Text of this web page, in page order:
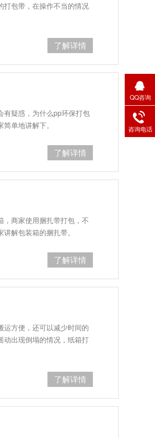
打包带，在操作不当的情况
了解详情
有疑惑，为什么pp环保打包
单地讲解下。
了解详情
，商家使用捆扎带打包，不
解包装箱的捆扎带。
了解详情
运方便，还可以减少时间的
动出现倒塌的情况，纸箱打
了解详情
QQ咨询
咨询电话